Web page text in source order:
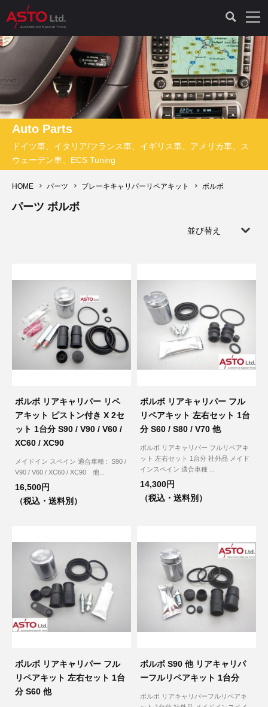
LAUNCH製品（65）
診断機（16）
キープログラマー（4）
EV 専用 整備機器（11）
ADAS（7）
オプション品（17）
その他（9）
車両診断ツール（91）
診断テスター（10）
キープログラマー（20）
内視カメラ（6）
スモークテスター（4）
安定化電源ユニット（8）
古い車両用診断テスター（10）
バイク用診断テスター（7）
その他（20）
自動車工具（481）
HCB TOOLS（45）
AST TOOLS（51）
Hubitools（17）
LASER（39）
ドイツ車（211）
イギリス車（23）
アメリカ車（15）
スウェーデン車（20）
汎用（89）
バッテリーチャージャー（4）
ディーゼルインジェクター&グロープラグ ツール（7）
ホイールロック取り外しツール（6）
測定機器（38）
オシロスコープ（2）
オシロ関連商品（9）
シミュレータ（19）
パーツ（1047）
ドイツ車（427）
イタリア/フランス車（145）
イギリス車（26）
アメリカ車（60）
スウェーデン車（45）
ロシア（8）
ブレーキキャリパーリペアキット（368）
キー関連（19）
特殊リペア（161）
現品修理（77）
リビルト品（58）
クローン作製（20）
コントロールユニット初期化（3）
イモビライザーOFF（1）
PicoScope（25）
オシロスコープ（10）
アクセサリー（13）
その他（2）
HOME パーツ ブレーキキャリパーリペアキット ボルボ
パーツ ボルボ
Auto Parts
ドイツ車、イタリア/フランス車、イギリス車、アメリカ車、ス
ウェーデン車、ECS Tuning
並び替え
ボルボ リアキャリパー リペ
アキット ピストン付き X 2セ
ット 1台分 S90 / V90 / V60 /
XC60 / XC90
メイドイン スペイン 適合車種 : S90 /
V90 / V60 / XC60 / XC90 他...
16,500円
（税込・送料別）
ボルボ リアキャリパー フル
リペアキット 左右セット 1台
分 S60 / S80 / V70 他
ボルボ リアキャリパー フルリペアキ
ット 左右セット 1台分 社外品 メイド
インスペイン 適合車種 ...
14,300円
（税込・送料別）
ボルボ リアキャリパー フル
リペアキット 左右セット 1台
分 S60 他
ボルボ S90 他 リアキャリパ
ーフルリペアキット 1台分
ボルボ リアキャリパーフルリペアキ